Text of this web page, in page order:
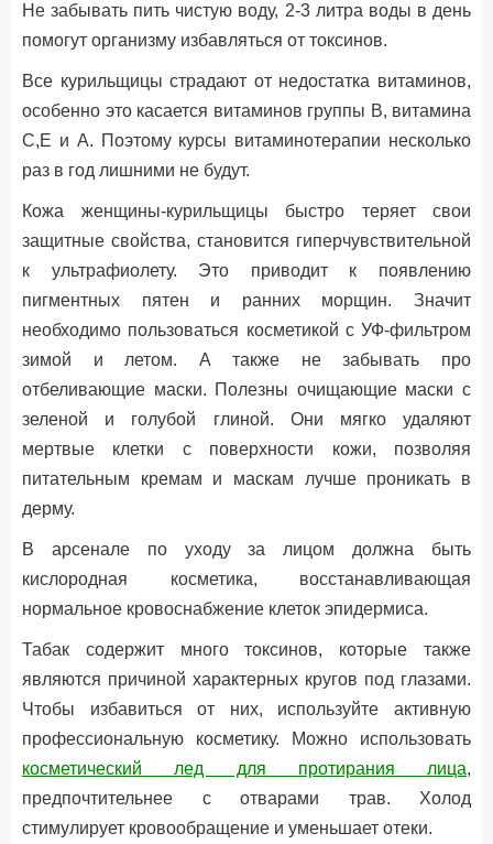
Не забывать пить чистую воду, 2-3 литра воды в день
помогут организму избавляться от токсинов.
Все курильщицы страдают от недостатка витаминов,
особенно это касается витаминов группы В, витамина
С,Е и А. Поэтому курсы витаминотерапии несколько
раз в год лишними не будут.
Кожа женщины-курильщицы быстро теряет свои
защитные свойства, становится гиперчувствительной
к ультрафиолету. Это приводит к появлению
пигментных пятен и ранних морщин. Значит
необходимо пользоваться косметикой с УФ-фильтром
зимой и летом. А также не забывать про
отбеливающие маски. Полезны очищающие маски с
зеленой и голубой глиной. Они мягко удаляют
мертвые клетки с поверхности кожи, позволяя
питательным кремам и маскам лучше проникать в
дерму.
В арсенале по уходу за лицом должна быть
кислородная косметика, восстанавливающая
нормальное кровоснабжение клеток эпидермиса.
Табак содержит много токсинов, которые также
являются причиной характерных кругов под глазами.
Чтобы избавиться от них, используйте активную
профессиональную косметику. Можно использовать
косметический лед для протирания лица,
предпочтительнее с отварами трав. Холод
стимулирует кровообращение и уменьшает отеки.